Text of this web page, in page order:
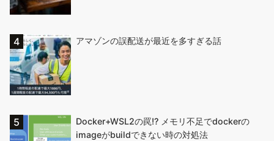
アマゾンの誤配送が最近を多すぎる話
Docker+WSL2の罠!? メモリ不足でdockerの
imageがbuildできない時の対処法